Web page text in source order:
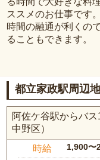
ススメのお仕事です。
時間の融通が利くの
ることもできます。
都立家政駅周辺
阿佐ケ谷駅からバ
中野区）
時給 1,900〜